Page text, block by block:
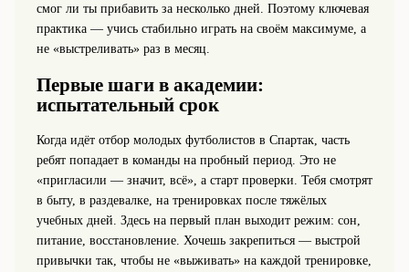
смог ли ты прибавить за несколько дней. Поэтому ключевая
практика — учись стабильно играть на своём максимуме, а
не «выстреливать» раз в месяц.
Первые шаги в академии:
испытательный срок
Когда идёт отбор молодых футболистов в Спартак, часть
ребят попадает в команды на пробный период. Это не
«пригласили — значит, всё», а старт проверки. Тебя смотрят
в быту, в раздевалке, на тренировках после тяжёлых
учебных дней. Здесь на первый план выходит режим: сон,
питание, восстановление. Хочешь закрепиться — выстрой
привычки так, чтобы не «выживать» на каждой тренировке,